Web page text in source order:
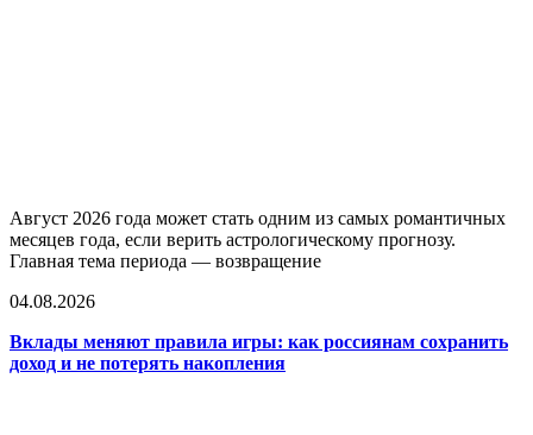
Август 2026 года может стать одним из самых романтичных
месяцев года, если верить астрологическому прогнозу.
Главная тема периода — возвращение
04.08.2026
Вклады меняют правила игры: как россиянам сохранить
доход и не потерять накопления